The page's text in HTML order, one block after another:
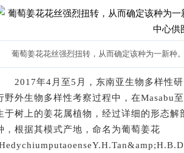
葡萄姜花花丝强烈扭转，从而确定该种为一新种
2017年4月至5月，东南亚生物多样性研
野外生物多样性考察过程中，在Masabu
于树上的姜花属植物，经过详细的形态
，根据其模式产地，命名为葡萄姜花